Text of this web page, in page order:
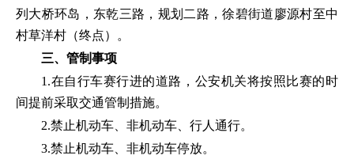
列大桥环岛，东乾三路，规划二路，徐碧街道廖源村至中
村草洋村（终点）。
三、管制事项
1.在自行车赛行进的道路，公安机关将按照比赛的时
间提前采取交通管制措施。
2.禁止机动车、非机动车、行人通行。
3.禁止机动车、非机动车停放。